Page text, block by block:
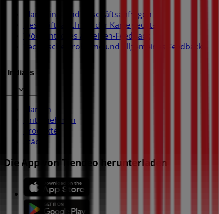
Marketing- und Geschäftsanfragen
Geschäft falsch auf der Karte geortet
Wöchentliches Anzeigen-Feedback
Technische Probleme und allgemeines Feedback
Indizes
Marken
Unternehmen
Produkte
Städte
Die App von Tiendeo herunterladen